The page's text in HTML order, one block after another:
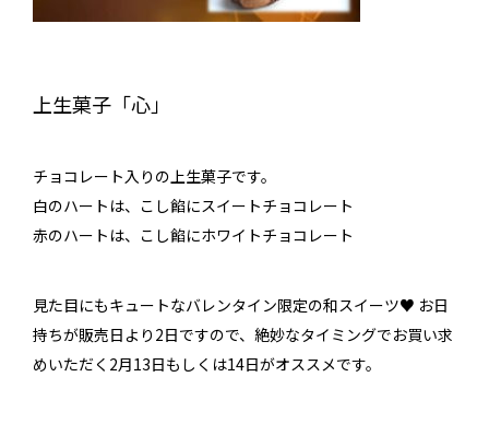
上生菓子「心」
チョコレート入りの上生菓子です。
白のハートは、こし餡にスイートチョコレート
赤のハートは、こし餡にホワイトチョコレート
見た目にもキュートなバレンタイン限定の和スイーツ♥️ お日
持ちが販売日より2日ですので、絶妙なタイミングでお買い求
めいただく2月13日もしくは14日がオススメです。